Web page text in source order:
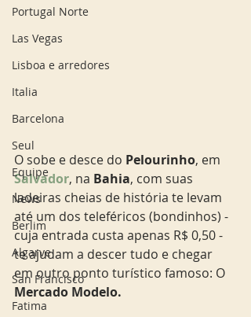
Portugal Norte
Las Vegas
Lisboa e arredores
Italia
Barcelona
Seul
Equipe
News
Berlim
Algarve
San Francisco
Fatima
O sobe e desce do Pelourinho, em
Salvador, na Bahia, com suas
ladeiras cheias de história te levam
até um dos teleféricos (bondinhos) -
cuja entrada custa apenas R$ 0,50 -
te ajudam a descer tudo e chegar
em outro ponto turístico famoso: O
Mercado Modelo.